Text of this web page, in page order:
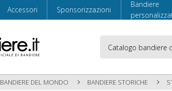
Accessori Sponsorizzazioni
Bandiere
BANDIERE DEL MONDO BANDIERE STORICHE